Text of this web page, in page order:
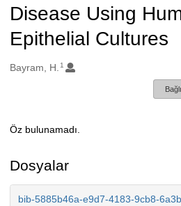
Disease Using
Epithelial Cultures
Oluşturanlar
Bayram, H. 1
Açıklama
Öz bulunamadı.
Dosyalar
bib-5885b46a-e9d7-4183-9cb8-